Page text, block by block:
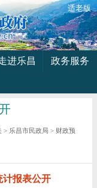
适老版
进乐昌
政务服务
> 乐昌市民政局 > 财政预
计报表公开